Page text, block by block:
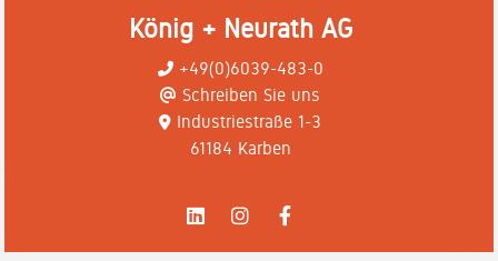
König + Neurath AG
+49(0)6039-483-0
Schreiben Sie uns
Industriestraße 1-3
61184 Karben